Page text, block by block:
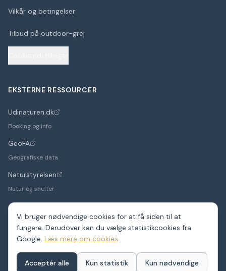
Vi bruger nødvendige cookies for at få siden til at
fungere. Derudover kan du vælge statistikcookies fra
Google. Læs mere om cookies
Acceptér alle Kun statistik Kun nødvendige
Vilkår og betingelser
Tilbud på outdoor-grej
EKSTERNE RESSOURCER
Udinaturen.dk
(åbner i nyt faneblad)
Booking og info
GeoFA
(åbner i nyt faneblad)
Geografiske data
Naturstyrelsen
(åbner i nyt faneblad)
Natur og shelter
2026ShelterDK. Et hobbyprojekt – data fra GeoFA og andre
Shelters i hele Danmark